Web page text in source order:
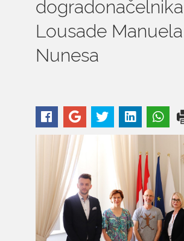
dogradonačelnika
Lousade Manuela
Nunesa